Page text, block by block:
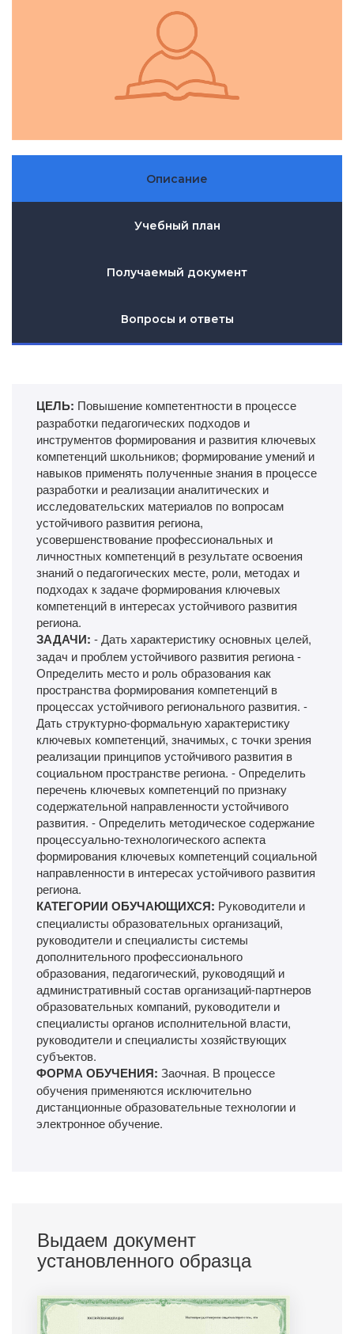
Описание
Учебный план
Получаемый документ
Вопросы и ответы
ЦЕЛЬ: Повышение компетентности в процессе
разработки педагогических подходов и
инструментов формирования и развития ключевых
компетенций школьников; формирование умений и
навыков применять полученные знания в процессе
разработки и реализации аналитических и
исследовательских материалов по вопросам
устойчивого развития региона,
усовершенствование профессиональных и
личностных компетенций в результате освоения
знаний о педагогических месте, роли, методах и
подходах к задаче формирования ключевых
компетенций в интересах устойчивого развития
региона.
ЗАДАЧИ: - Дать характеристику основных целей,
задач и проблем устойчивого развития региона -
Определить место и роль образования как
пространства формирования компетенций в
процессах устойчивого регионального развития. -
Дать структурно-формальную характеристику
ключевых компетенций, значимых, с точки зрения
реализации принципов устойчивого развития в
социальном пространстве региона. - Определить
перечень ключевых компетенций по признаку
содержательной направленности устойчивого
развития. - Определить методическое содержание
процессуально-технологического аспекта
формирования ключевых компетенций социальной
направленности в интересах устойчивого развития
региона.
КАТЕГОРИИ ОБУЧАЮЩИХСЯ: Руководители и
специалисты образовательных организаций,
руководители и специалисты системы
дополнительного профессионального
образования, педагогический, руководящий и
административный состав организаций-партнеров
образовательных компаний, руководители и
специалисты органов исполнительной власти,
руководители и специалисты хозяйствующих
субъектов.
ФОРМА ОБУЧЕНИЯ: Заочная. В процессе
обучения применяются исключительно
дистанционные образовательные технологии и
электронное обучение.
Выдаем документ
установленного образца